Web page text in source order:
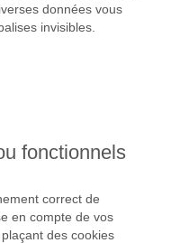
données vous
invisibles.
fonctionnels
correct de
en compte de vos
des cookies